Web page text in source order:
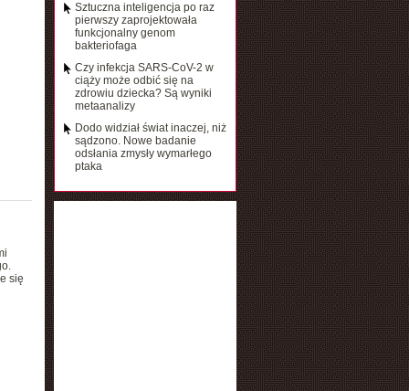
się
Sztuczna inteligencja po raz
pierwszy zaprojektowała
funkcjonalny genom
bakteriofaga
Czy infekcja SARS-CoV-2 w
ciąży może odbić się na
zdrowiu dziecka? Są wyniki
metaanalizy
Dodo widział świat inaczej, niż
sądzono. Nowe badanie
odsłania zmysły wymarłego
ptaka